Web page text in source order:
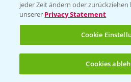
Folgen
jeder Zeit ändern oder zurückziehen
unserer Privacy Statement
Cookie
Cookies